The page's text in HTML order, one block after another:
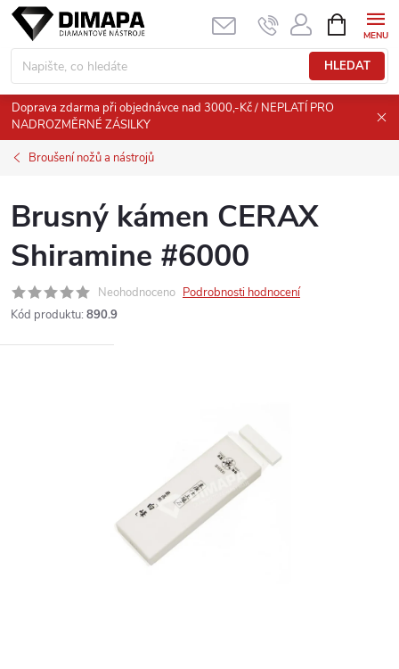
Přejít
obsah
HLEDAT
NÁKUPNÍ
KOŠÍK
Doprava zdarma při objednávce nad 3000,-Kč / NEPLATÍ PRO
NADROZMĚRNÉ ZÁSILKY
Broušení nožů a nástrojů
Brusný kámen CERAX
Shiramine #6000
Neohodnoceno Podrobnosti hodnocení
Kód produktu: 890.9